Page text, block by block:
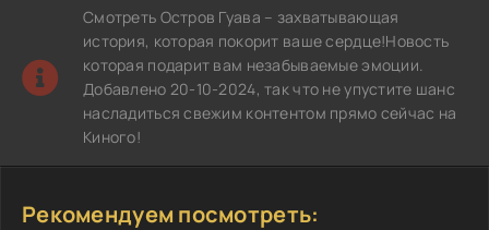
Смотреть Остров Гуава – захватывающая
история, которая покорит ваше сердце!Новость
которая подарит вам незабываемые эмоции.
Добавлено 20-10-2024, так что не упустите шанс
насладиться свежим контентом прямо сейчас на
Киного!
Рекомендуем посмотреть: